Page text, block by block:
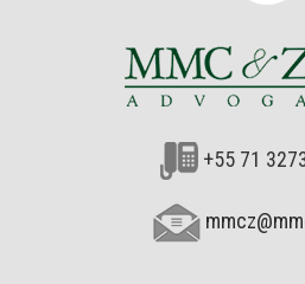
+55 71